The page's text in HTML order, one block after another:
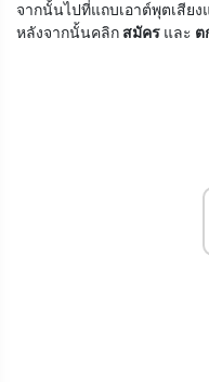
จากนั้นไปที่แถบเอาต์พุตเสีย
หลังจากนั้นคลิก สมัคร และ ต